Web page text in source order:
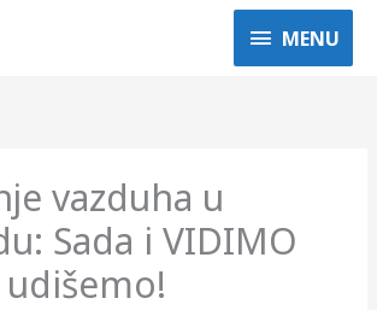
MENU
MENU
vazduha u
Sada i VIDIMO